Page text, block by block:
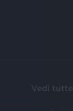
Vedi tutte